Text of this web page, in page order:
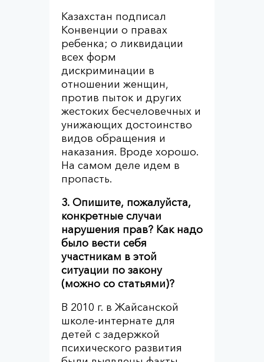
Казахстан подписал
Конвенции о правах
ребенка; о ликвидации
всех форм
дискриминации в
отношении женщин,
против пыток и других
жестоких бесчеловечных и
унижающих достоинство
видов обращения и
наказания. Вроде хорошо.
На самом деле идем в
пропасть.
3. Опишите, пожалуйста,
конкретные случаи
нарушения прав? Как надо
было вести себя
участникам в этой
ситуации по закону
(можно со статьями)?
В 2010 г. в Жайсанской
школе-интернате для
детей с задержкой
психического развития